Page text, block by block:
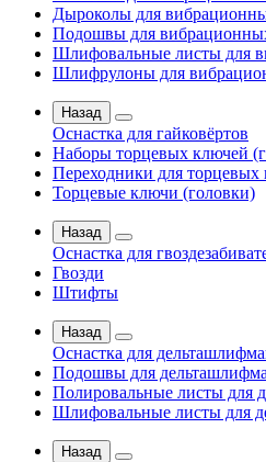
Дыроколы для
Подошвы для
Шлифовальные листы для
Шлифрулоны для
Назад
Оснастка для гайковёртов
Наборы торцевых ключей
Переходники для торцевых
Торцевые ключи (головки)
Назад
Оснастка для
Гвозди
Штифты
Назад
Оснастка для
Подошвы для
Полировальные листы для
Шлифовальные листы для
Назад